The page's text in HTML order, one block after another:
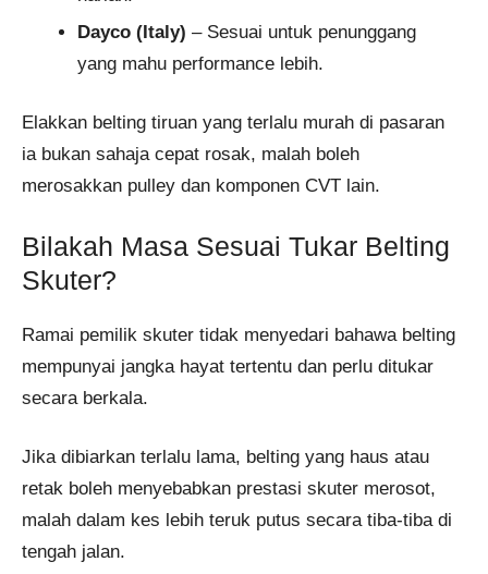
Dayco (Italy) – Sesuai untuk penunggang
yang mahu performance lebih.
Elakkan belting tiruan yang terlalu murah di pasaran
ia bukan sahaja cepat rosak, malah boleh
merosakkan pulley dan komponen CVT lain.
Bilakah Masa Sesuai Tukar Belting
Skuter?
Ramai pemilik skuter tidak menyedari bahawa belting
mempunyai jangka hayat tertentu dan perlu ditukar
secara berkala.
Jika dibiarkan terlalu lama, belting yang haus atau
retak boleh menyebabkan prestasi skuter merosot,
malah dalam kes lebih teruk putus secara tiba-tiba di
tengah jalan.